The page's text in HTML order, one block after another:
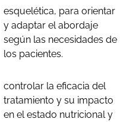
esquelética, para orientar
y adaptar el abordaje
según las necesidades de
los pacientes.
controlar la eficacia del
tratamiento y su impacto
en el estado nutricional y